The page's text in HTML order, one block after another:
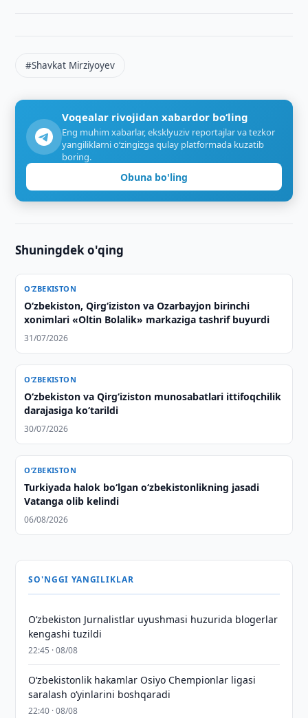
#Shavkat Mirziyoyev
Voqealar rivojidan xabardor bo‘ling
Eng muhim xabarlar, eksklyuziv reportajlar va tezkor
yangiliklarni o‘zingizga qulay platformada kuzatib
boring.
Obuna bo'ling
Shuningdek o'qing
O‘ZBEKISTON
O‘zbekiston, Qirg‘iziston va Ozarbayjon birinchi
xonimlari «Oltin Bolalik» markaziga tashrif buyurdi
31/07/2026
O‘ZBEKISTON
Oʻzbekiston va Qirgʻiziston munosabatlari ittifoqchilik
darajasiga koʻtarildi
30/07/2026
O‘ZBEKISTON
Turkiyada halok bo‘lgan o‘zbekistonlikning jasadi
Vatanga olib kelindi
06/08/2026
SO'NGGI YANGILIKLAR
O‘zbekiston Jurnalistlar uyushmasi huzurida blogerlar
kengashi tuzildi
22:45 · 08/08
O‘zbekistonlik hakamlar Osiyo Chempionlar ligasi
saralash o‘yinlarini boshqaradi
22:40 · 08/08